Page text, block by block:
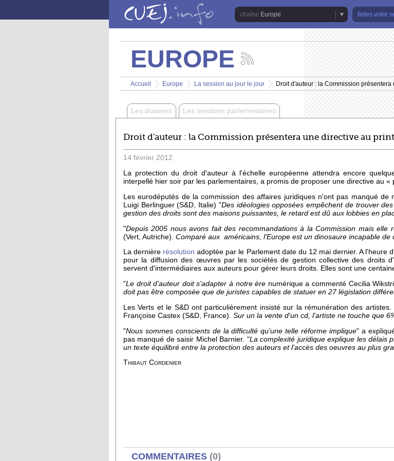
Europe
faites votre
EUROPE
les
actualités
de
chaîne
Europe
Vous êtes ici
Accueil
>
Europe
>
La session au jour le jour
>
Droit d'auteur : la Commission
Les dossiers Les sessions parlementaires
Droit d'auteur : la Commission présentera une directive au
14 février 2012
La protection du droit d'auteur à l'échelle européenne attendra encore
interpellé hier soir par les parlementaires, a promis de proposer une directive au «
Les eurodéputés de la commission des affaires juridiques n'ont pas manqué
Luigi Berlinguer (S&D, Italie) "Des idéologies opposées empêchent de trouver
gestion des droits sont des maisons puissantes, le retard est dû aux lobbies en
"Depuis 2005 nous avons fait des recommandations à la Commission mais elle
(Vert, Autriche). Comparé aux américains, l'Europe est un dinosaure incapable
La dernière résolution adoptée par le Parlement date du 12 mai dernier. A l'heure
pour la diffusion des œuvres par les sociétés de gestion collective des droits
servent d'intermédiaires aux auteurs pour gérer leurs droits. Elles sont une
"Le droit d'auteur doit s'adapter à notre ère numériquea commenté Cecilia
doit pas être composée que de juristes capables de statuer en 27 législation
Les Verts et le S&D ont particulièrement insisté sur la rémunération des artistes.
Françoise Castex (S&D, France). Sur un la vente d'un cd, l'artiste ne touche que
"Nous sommes conscients de la difficulté qu'une telle réforme implique" a
pas manqué de saisir Michel Barnier. "La complexité juridique explique les délais
un texte équilibré entre la protection des auteurs et l'accès des oeuvres au plus
Thibaut Cordenier
AFFICHER
COMMENTAIRES (0)